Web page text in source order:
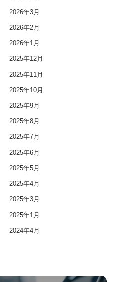
2026年3月
2026年2月
2026年1月
2025年12月
2025年11月
2025年10月
2025年9月
2025年8月
2025年7月
2025年6月
2025年5月
2025年4月
2025年3月
2025年1月
2024年4月